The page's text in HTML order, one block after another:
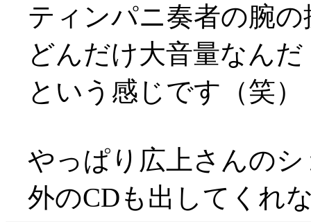
ティンパニ奏者の腕
どんだけ大音量なんだ
という感じです（笑）
やっぱり広上さんの
外のCDも出してくれ